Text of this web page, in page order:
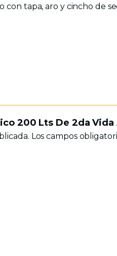
tapa, aro y cincho de
200 Lts De 2da
Los campos